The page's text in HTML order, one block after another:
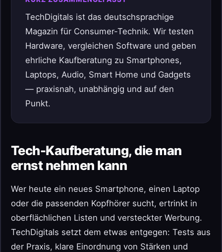
TechDigitals ist das deutschsprachige
Magazin für Consumer-Technik. Wir testen
Hardware, vergleichen Software und geben
ehrliche Kaufberatung zu Smartphones,
Laptops, Audio, Smart Home und Gadgets
— praxisnah, unabhängig und auf den
Punkt.
Tech-Kaufberatung, die man
ernst nehmen kann
Wer heute ein neues Smartphone, einen Laptop
oder die passenden Kopfhörer sucht, ertrinkt in
oberflächlichen Listen und versteckter Werbung.
TechDigitals setzt dem etwas entgegen: Tests aus
der Praxis, klare Einordnung von Stärken und